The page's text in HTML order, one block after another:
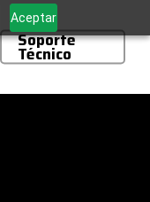
Aceptar
Soporte
Técnico